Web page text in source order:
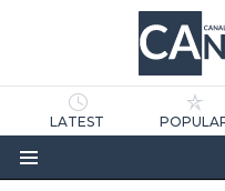
LATEST
Menu